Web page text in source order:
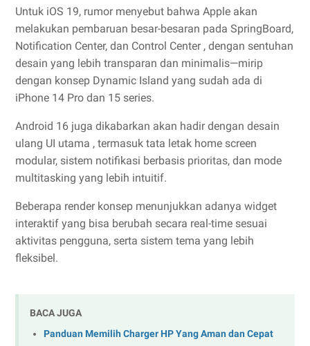
Untuk iOS 19, rumor menyebut bahwa Apple akan
melakukan pembaruan besar-besaran pada SpringBoard,
Notification Center, dan Control Center , dengan sentuhan
desain yang lebih transparan dan minimalis—mirip
dengan konsep Dynamic Island yang sudah ada di
iPhone 14 Pro dan 15 series.
Android 16 juga dikabarkan akan hadir dengan desain
ulang UI utama , termasuk tata letak home screen
modular, sistem notifikasi berbasis prioritas, dan mode
multitasking yang lebih intuitif.
Beberapa render konsep menunjukkan adanya widget
interaktif yang bisa berubah secara real-time sesuai
aktivitas pengguna, serta sistem tema yang lebih
fleksibel.
BACA JUGA
Panduan Memilih Charger HP Yang Aman dan Cepat